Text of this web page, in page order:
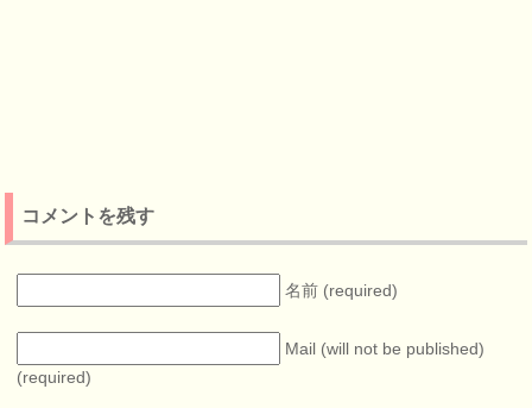
コメントを残す
名前 (required)
Mail (will not be published)
(required)